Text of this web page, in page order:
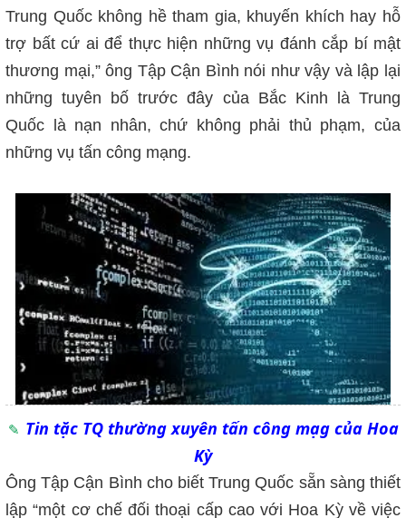
Trung Quốc không hề tham gia, khuyến khích hay hỗ
trợ bất cứ ai để thực hiện những vụ đánh cắp bí mật
thương mại,” ông Tập Cận Bình nói như vậy và lập lại
những tuyên bố trước đây của Bắc Kinh là Trung
Quốc là nạn nhân, chứ không phải thủ phạm, của
những vụ tấn công mạng.
Tin tặc TQ thường xuyên tấn công mạg của Hoa
Kỳ
Ông Tập Cận Bình cho biết Trung Quốc sẵn sàng thiết
lập “một cơ chế đối thoại cấp cao với Hoa Kỳ về việc